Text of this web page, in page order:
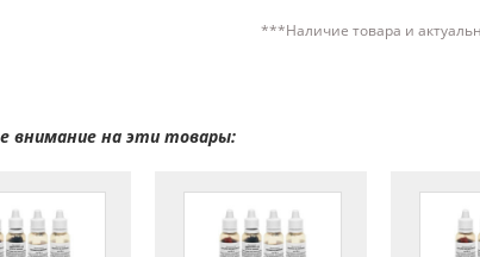
***Наличие товара и
внимание на эти товары: